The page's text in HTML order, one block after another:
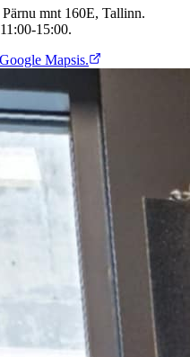
mnt 160E, Tallinn.
15:00.
Mapsis.